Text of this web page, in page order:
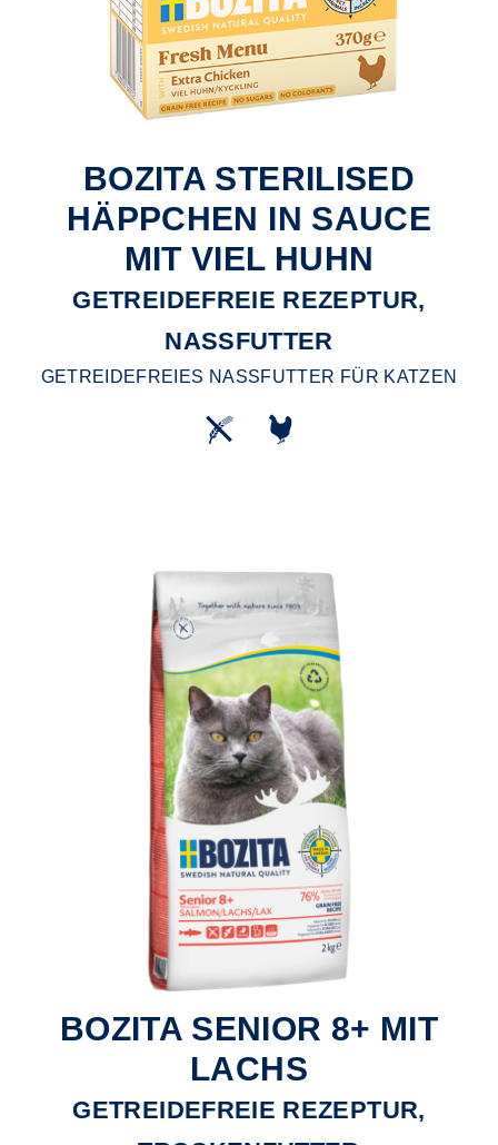
BOZITA STERILISED
HÄPPCHEN IN SAUCE
MIT VIEL HUHN
GETREIDEFREIE REZEPTUR,
NASSFUTTER
GETREIDEFREIES NASSFUTTER FÜR KATZEN
BOZITA SENIOR 8+ MIT
LACHS
GETREIDEFREIE REZEPTUR,